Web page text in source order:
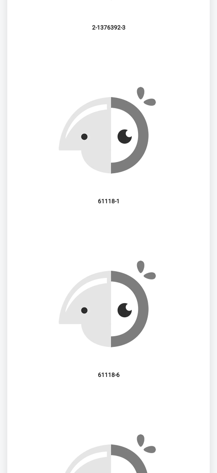
2-1376392-3
61118-1
61118-6